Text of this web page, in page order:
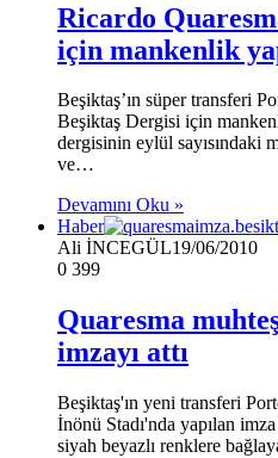
Ricardo
için mankenlik
Beşiktaş’ın süper transferi
Beşiktaş Dergisi için
dergisinin eylül sayısındaki
ve…
Devamını Oku »
Haber
Ali İNCEGÜL19/06/2010
0 399
Quaresma
imzayı attı
Beşiktaş'ın yeni transferi
İnönü Stadı'nda yapılan
siyah beyazlı renklere